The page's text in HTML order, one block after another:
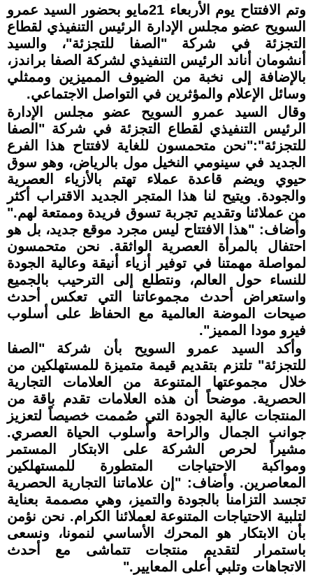
وتم الافتتاح يوم الأربعاء 21مايو بحضور السيد عمرو
السويح عضو مجلس الإدارة الرئيس التنفيذي لقطاع
التجزئة في شركة "الصفا للتجزئة"، والسيد
أنشومان أناند الرئيس التنفيذي لشركة الصفا براندز،
بالإضافة إلى نخبة من الضيوف المميزين وممثلي
وسائل الإعلام والمؤثرين في التواصل الاجتماعي.
وقال السيد عمرو السويح عضو مجلس الإدارة
الرئيس التنفيذي لقطاع التجزئة في شركة "الصفا
للتجزئة":"نحن متحمسون للغاية لافتتاح هذا الفرع
الجديد في سينومي النخيل مول بالرياض، وهو سوق
حيوي ويضم قاعدة عملاء تهتم بالأزياء العصرية
والجودة. ويتيح لنا هذا المتجر الجديد الاقتراب أكثر
من عملائنا وتقديم تجربة تسوق فريدة وممتعة لهم."
وأضاف: "هذا الافتتاح ليس مجرد موقع جديد، بل هو
احتفال بالمرأة العصرية الواثقة. نحن متحمسون
لمواصلة مهمتنا في توفير أزياء أنيقة وعالية الجودة
للنساء حول العالم، ونتطلع إلى الترحيب بالجميع
واستعراض أحدث مجموعاتنا التي تعكس أحدث
صيحات الموضة العالمية مع الحفاظ على أسلوب
فيرو مودا المميز".
وأكد السيد عمرو السويح بأن شركة "الصفا
للتجزئة" تلتزم بتقديم قيمة متميزة للمستهلكين من
خلال مجموعتها المتنوعة من العلامات التجارية
الحصرية. موضحاً أن هذه العلامات تقدم باقة من
المنتجات عالية الجودة التي صُممت خصيصاً لتعزيز
جوانب الجمال والراحة وأسلوب الحياة العصري.
مشيراً لحرص الشركة على الابتكار المستمر
ومواكبة الاحتياجات المتطورة للمستهلكين
المعاصرين. وأضاف: "إن علاماتنا التجارية الحصرية
تجسد التزامنا بالجودة والتميز، وهي مصممة بعناية
لتلبية الاحتياجات المتنوعة لعملائنا الكرام. نحن نؤمن
بأن الابتكار هو المحرك الأساسي لنمونا، ونسعى
باستمرار لتقديم منتجات تتماشى مع أحدث
الاتجاهات وتلبي أعلى المعايير."